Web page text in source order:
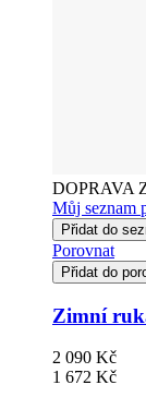
DOPRAVA
Můj seznam
Přidat do
Porovnat
Přidat do
Zimní
2 090 Kč
1 672 Kč